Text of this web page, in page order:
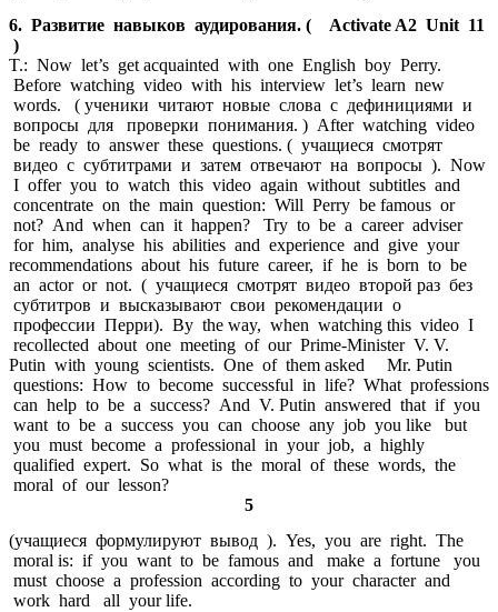
6. Развитие навыков аудирования. ( Activate A2 Unit 11
)
T.: Now let’s get acquainted with one English boy Perry.
Before watching video with his interview let’s learn new
words. ( ученики читают новые слова с дефинициями и
вопросы для проверки понимания. ) After watching video
be ready to answer these questions. ( учащиеся смотрят
видео с субтитрами и затем отвечают на вопросы ). Now
I offer you to watch this video again without subtitles and
concentrate on the main question: Will Perry be famous or
not? And when can it happen? Try to be a career adviser
for him, analyse his abilities and experience and give your
recommendations about his future career, if he is born to be
an actor or not. ( учащиеся смотрят видео второй раз без
субтитров и высказывают свои рекомендации о
профессии Перри). By the way, when watching this video I
recollected about one meeting of our Prime-Minister V. V.
Putin with young scientists. One of them asked Mr. Putin
questions: How to become successful in life? What professions
can help to be a success? And V. Putin answered that if you
want to be a success you can choose any job you like but
you must become a professional in your job, a highly
qualified expert. So what is the moral of these words, the
moral of our lesson?
5
(учащиеся формулируют вывод ). Yes, you are right. The
moral is: if you want to be famous and make a fortune you
must choose a profession according to your character and
work hard all your life.